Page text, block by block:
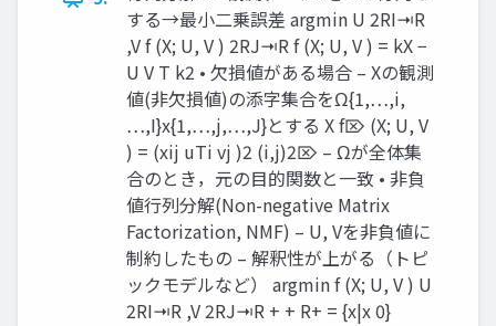
する→最小二乗誤差 argmin U 2RI⇥R
,V f (X; U, V ) 2RJ⇥R f (X; U, V ) = kX −
U V T k2 • 欠損値がある場合 – Xの観測
値(非欠損値)の添字集合をΩ{1,…,i,
…,I}x{1,…,j,…,J}とする X f⌦ (X; U, V
) = (xij uTi vj )2 (i,j)2⌦ – Ωが全体集
合のとき，元の目的関数と一致 • 非負
値行列分解(Non-negative Matrix
Factorization, NMF) – U, Vを非負値に
制約したもの – 解釈性が上がる（トピ
ックモデルなど） argmin f (X; U, V ) U
2RI⇥R ,V 2RJ⇥R + + R+ = {x|x 0}